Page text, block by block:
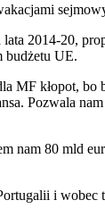
2014-20,
budżetu UE.
kłopot, bo
Pozwala
nam 80 mld
i wobec